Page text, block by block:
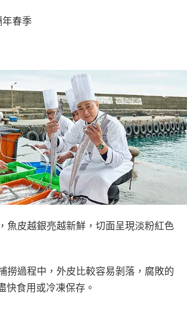
春季
魚皮越銀亮越新鮮，切面呈現淡粉紅色
撈過程中，外皮比較容易剝落，腐敗的
快食用或冷凍保存。